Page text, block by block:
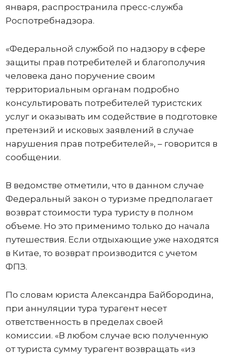
января, распространила пресс-служба
Роспотребнадзора.
«Федеральной службой по надзору в сфере
защиты прав потребителей и благополучия
человека дано поручение своим
территориальным органам подробно
консультировать потребителей туристских
услуг и оказывать им содействие в подготовке
претензий и исковых заявлений в случае
нарушения прав потребителей», – говорится в
сообщении.
В ведомстве отметили, что в данном случае
Федеральный закон о туризме предполагает
возврат стоимости тура туристу в полном
объеме. Но это применимо только до начала
путешествия. Если отдыхающие уже находятся
в Китае, то возврат производится с учетом
ФПЗ.
По словам юриста Александра Байбородина,
при аннуляции тура турагент несет
ответственность в пределах своей
комиссии. «В любом случае всю полученную
от туриста сумму турагент возвращать «из